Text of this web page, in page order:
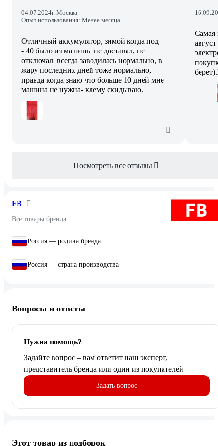
04.07.2024г. Москва
Опыт использования: Менее месяца
Отличный аккумулятор, зимой когда под
- 40 было из машины не доставал, не
отключал, всегда заводилась нормально, в
жару последних дней тоже нормально,
правда когда знаю что больше 10 дней мне
машина не нужна- клему скидываю.
Самая
Посмотреть все отзывы
FB
Все товары бренда
Россия — родина бренда
Россия — страна производства
Вопросы и ответы
Нужна помощь?
Задайте вопрос – вам ответит наш эксперт,
представитель бренда или один из покупателей
Задать вопрос
Этот товар из подборок